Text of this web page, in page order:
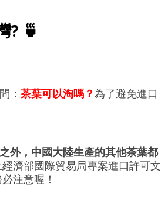
? 🍵
： 茶葉可以淘嗎？為了避免進口
外，中國大陸生產的其他茶葉都
濟部國際貿易局專案進口許可文
注意喔！